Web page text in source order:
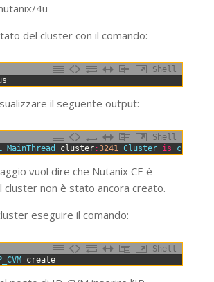
4u
del cluster con il comando:
Shell
il seguente output:
Shell
MainThread cluster:3241 Cluster is
vuol dire che Nutanix CE è
cluster non è stato ancora creato.
eseguire il comando:
Shell
create